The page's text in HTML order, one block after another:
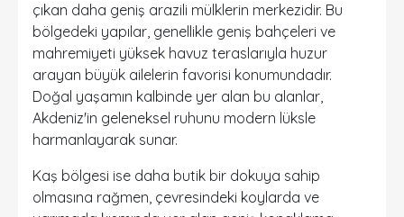
çıkan daha geniş arazili mülklerin merkezidir. Bu
bölgedeki yapılar, genellikle geniş bahçeleri ve
mahremiyeti yüksek havuz teraslarıyla huzur
arayan büyük ailelerin favorisi konumundadır.
Doğal yaşamın kalbinde yer alan bu alanlar,
Akdeniz'in geleneksel ruhunu modern lüksle
harmanlayarak sunar.
Kaş bölgesi ise daha butik bir dokuya sahip
olmasına rağmen, çevresindeki koylarda ve